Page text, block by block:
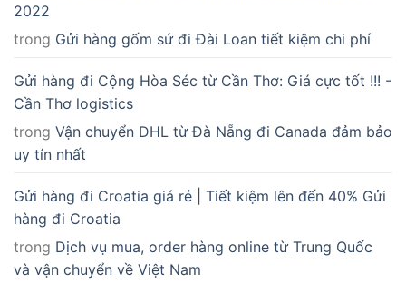
2022
trong Gửi hàng gốm sứ đi Đài Loan tiết kiệm chi phí
Gửi hàng đi Cộng Hòa Séc từ Cần Thơ: Giá cực tốt !!! -
Cần Thơ logistics
trong Vận chuyển DHL từ Đà Nẵng đi Canada đảm bảo
uy tín nhất
Gửi hàng đi Croatia giá rẻ | Tiết kiệm lên đến 40% Gửi
hàng đi Croatia
trong Dịch vụ mua, order hàng online từ Trung Quốc
và vận chuyển về Việt Nam